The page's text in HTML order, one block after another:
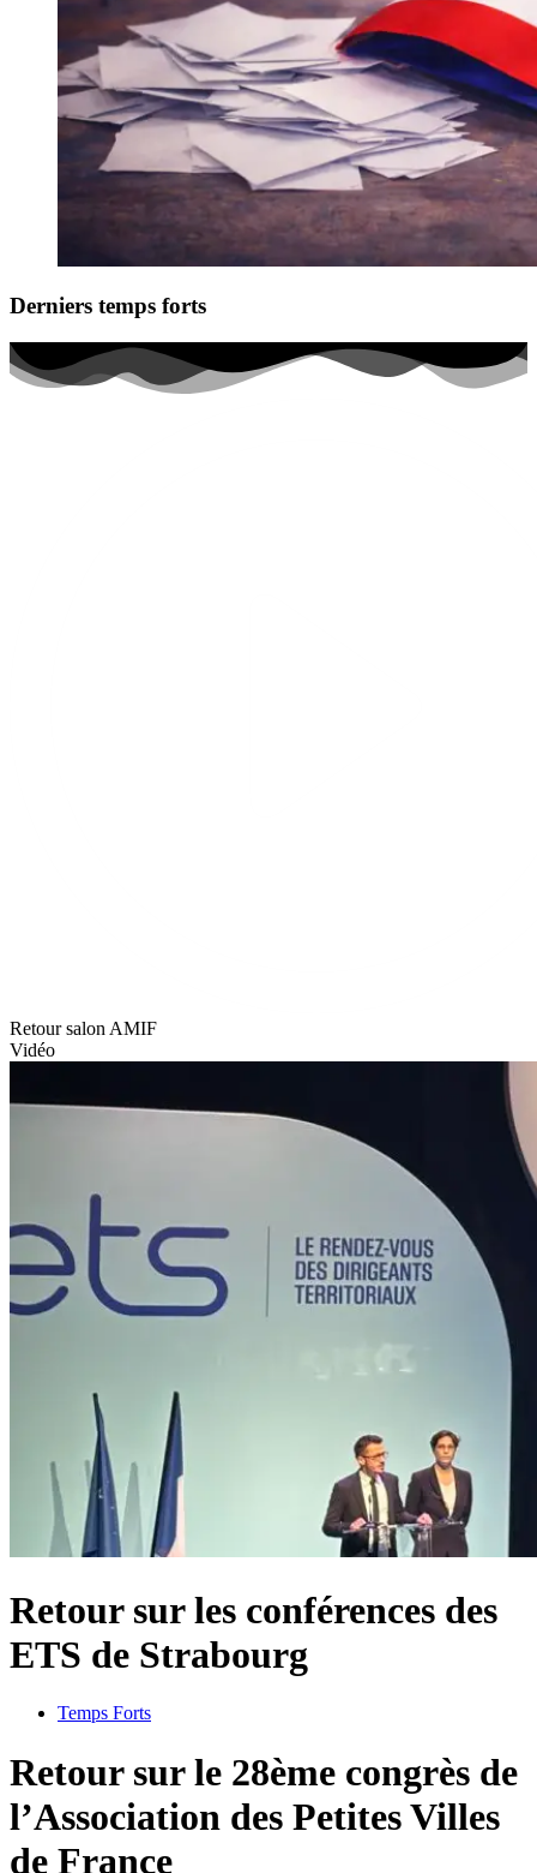
Derniers temps forts
Retour salon AMIF
Vidéo
Retour sur les conférences des
ETS de Strabourg
Temps Forts
Retour sur le 28ème congrès de
l’Association des Petites Villes
de France